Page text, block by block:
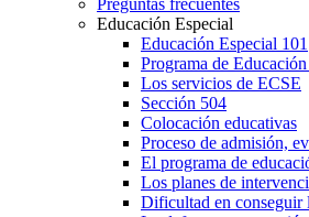
Educación Especial
Educación Especial 101
Programa de
Los servicios de ECSE
Sección 504
Colocación educativas
Proceso de admisión,
El programa de
Los planes de
Dificultad en conseguir